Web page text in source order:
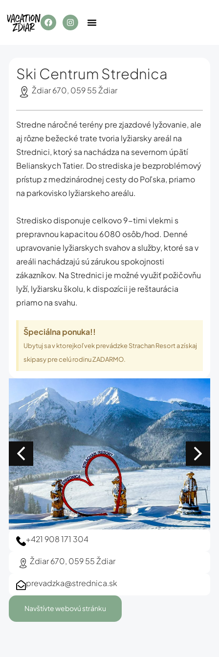
Ski Centrum Strednica
Ždiar 670, 059 55 Ždiar
Stredne náročné terény pre zjazdové lyžovanie, ale
aj rôzne bežecké trate tvoria lyžiarsky areál na
Strednici, ktorý sa nachádza na severnom úpätí
Belianskych Tatier. Do strediska je bezproblémový
prístup z medzinárodnej cesty do Poľska, priamo
na parkovisko lyžiarskeho areálu.
Stredisko disponuje celkovo 9-timi vlekmi s
prepravnou kapacitou 6080 osôb/hod. Denné
upravovanie lyžiarskych svahov a služby, ktoré sa v
areáli nachádzajú sú zárukou spokojnosti
zákazníkov. Na Strednici je možné využiť požičovňu
lyží, lyžiarsku školu, k dispozícii je reštaurácia
priamo na svahu.
Špeciálna ponuka!!
Ubytuj sa v ktorejkoľvek prevádzke Strachan Resort a získaj
skipasy pre celú rodinu ZADARMO.
+421 908 171 304
Ždiar 670, 059 55 Ždiar
prevadzka@strednica.sk
Navštívte webovú stránku